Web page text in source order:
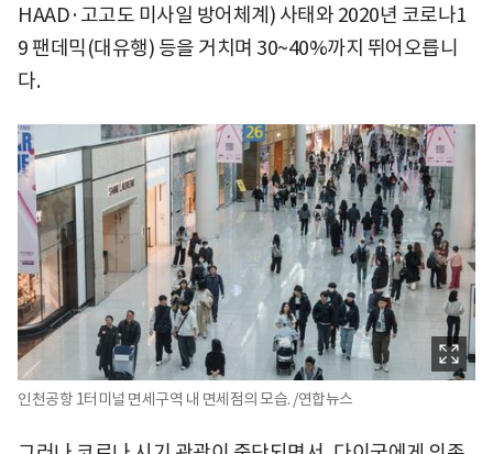
HAAD·고고도 미사일 방어체계) 사태와 2020년 코로나1
9 팬데믹(대유행) 등을 거치며 30~40%까지 뛰어오릅니
다.
인천공항 1터미널 면세구역 내 면세점의 모습. /연합뉴스